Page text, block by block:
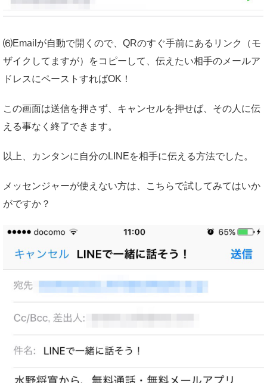
⑹Emailが自動で開くので、QRのすぐ手前にあるリンク（モ
ザイクしてますが）をコピーして、伝えたい相手のメールア
ドレスにペーストすればOK！
この画面は送信を押さず、キャンセルを押せば、その人に伝
える事なく終了できます。
以上、カンタンに自分のLINEを相手に伝える方法でした。
メッセンジャーが使えない方は、こちらで試してみてはいか
がですか？